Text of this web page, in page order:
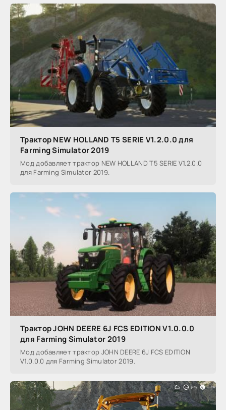
Трактор NEW HOLLAND T5 SERIE V1.2.0.0 для
Farming Simulator 2019
Мод добавляет трактор NEW HOLLAND T5 SERIE V1.2.0.0
для Farming Simulator 2019.
Трактор JOHN DEERE 6J FCS EDITION V1.0.0.0
для Farming Simulator 2019
Мод добавляет трактор JOHN DEERE 6J FCS EDITION
V1.0.0.0 для Farming Simulator 2019.